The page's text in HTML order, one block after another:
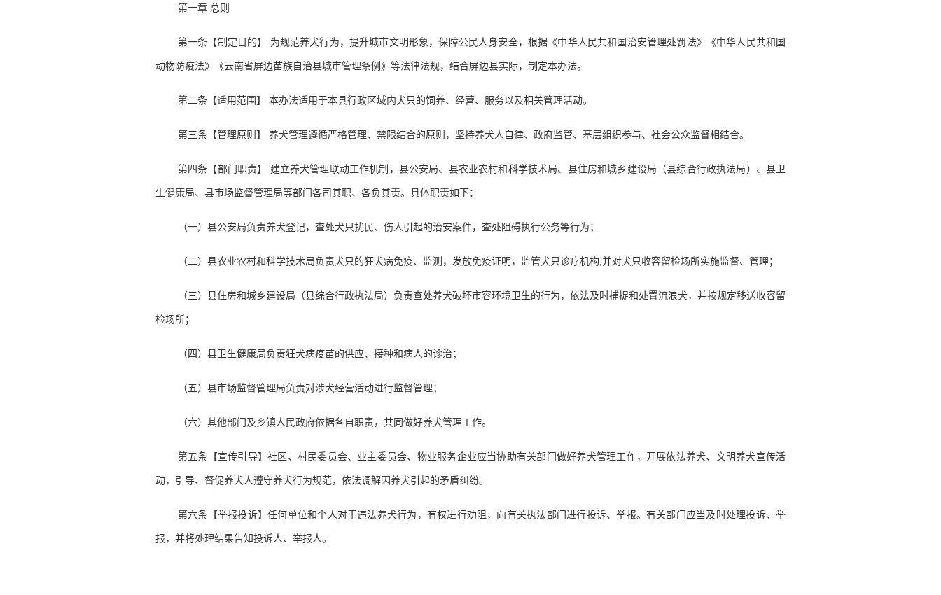
第一章 总则
第一条【制定目的】 为规范养犬行为，提升城市文明形象，保障公民人身安全，根据《中华人民共和国治安管理处罚法》《中华人民共和国
动物防疫法》《云南省屏边苗族自治县城市管理条例》等法律法规，结合屏边县实际，制定本办法。
第二条【适用范围】 本办法适用于本县行政区域内犬只的饲养、经营、服务以及相关管理活动。
第三条【管理原则】 养犬管理遵循严格管理、禁限结合的原则，坚持养犬人自律、政府监管、基层组织参与、社会公众监督相结合。
第四条【部门职责】 建立养犬管理联动工作机制，县公安局、县农业农村和科学技术局、县住房和城乡建设局（县综合行政执法局）、县卫
生健康局、县市场监督管理局等部门各司其职、各负其责。具体职责如下：
（一）县公安局负责养犬登记，查处犬只扰民、伤人引起的治安案件，查处阻碍执行公务等行为；
（二）县农业农村和科学技术局负责犬只的狂犬病免疫、监测，发放免疫证明，监管犬只诊疗机构,并对犬只收容留检场所实施监督、管理；
（三）县住房和城乡建设局（县综合行政执法局）负责查处养犬破坏市容环境卫生的行为，依法及时捕捉和处置流浪犬，并按规定移送收容留
检场所；
（四）县卫生健康局负责狂犬病疫苗的供应、接种和病人的诊治；
（五）县市场监督管理局负责对涉犬经营活动进行监督管理；
（六）其他部门及乡镇人民政府依据各自职责，共同做好养犬管理工作。
第五条【宣传引导】社区、村民委员会、业主委员会、物业服务企业应当协助有关部门做好养犬管理工作，开展依法养犬、文明养犬宣传活
动，引导、督促养犬人遵守养犬行为规范，依法调解因养犬引起的矛盾纠纷。
第六条【举报投诉】任何单位和个人对于违法养犬行为，有权进行劝阻，向有关执法部门进行投诉、举报。有关部门应当及时处理投诉、举
报，并将处理结果告知投诉人、举报人。